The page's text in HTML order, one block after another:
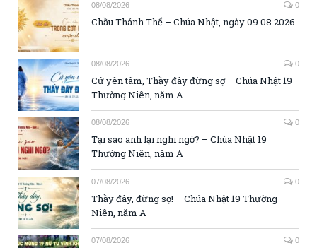
08/08/2026 0
Chầu Thánh Thể – Chúa Nhật, ngày 09.08.2026
08/08/2026 0
Cứ yên tâm, Thầy đây đừng sợ – Chúa Nhật 19
Thường Niên, năm A
08/08/2026 0
Tại sao anh lại nghi ngờ? – Chúa Nhật 19
Thường Niên, năm A
07/08/2026 0
Thầy đây, đừng sợ! – Chúa Nhật 19 Thường
Niên, năm A
07/08/2026 0